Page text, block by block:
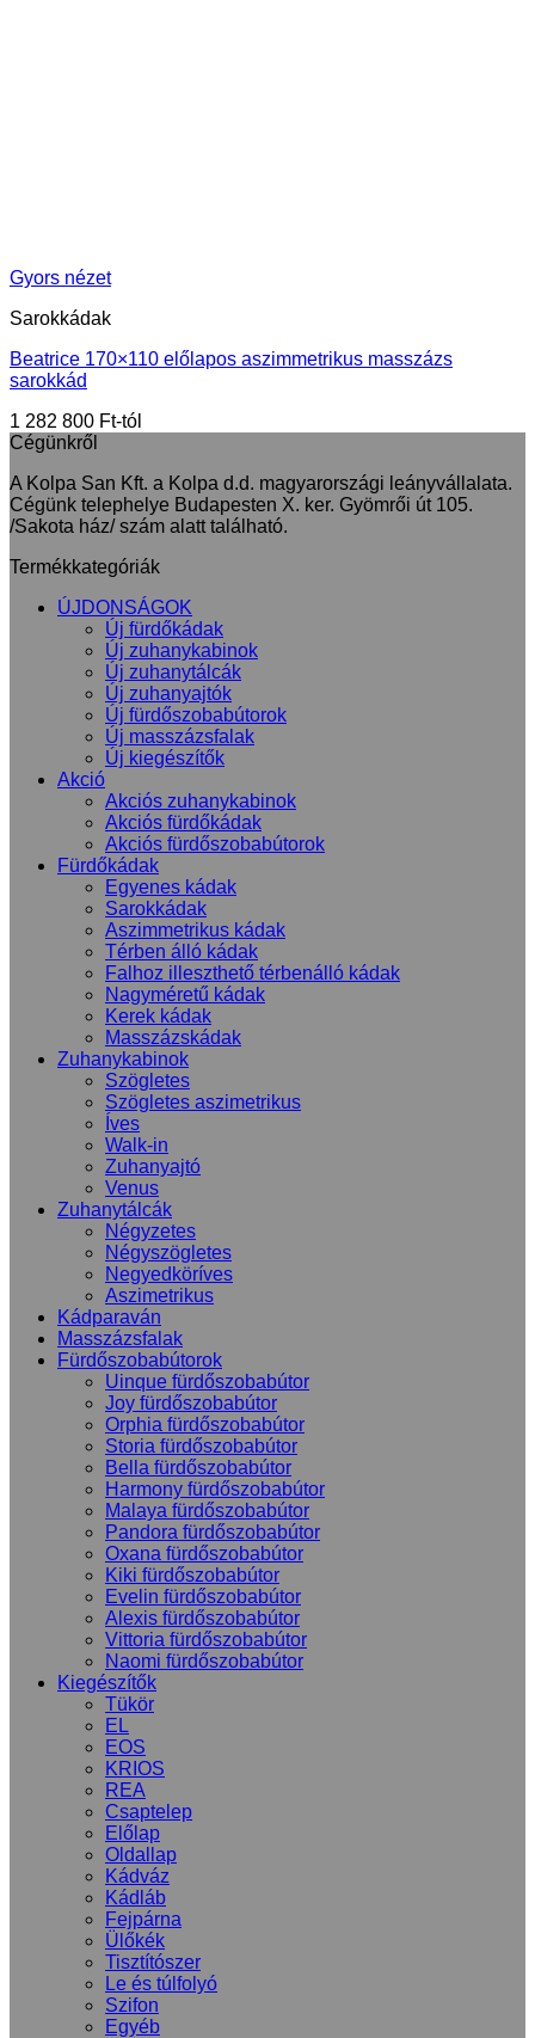
Gyors nézet
Sarokkádak
Beatrice 170×110 előlapos aszimmetrikus masszázs
sarokkád
1 282 800 Ft
Cégünkről
A Kolpa San Kft. a Kolpa d.d. magyarországi leányvállalata.
Cégünk telephelye Budapesten X. ker. Gyömrői út 105.
/Sakota ház/ szám alatt található.
Termékkategóriák
ÚJDONSÁGOK
Új fürdőkádak
Új zuhanykabinok
Új zuhanytálcák
Új zuhanyajtók
Új fürdőszobabútorok
Új masszázsfalak
Új kiegészítők
Akció
Akciós zuhanykabinok
Akciós fürdőkádak
Akciós fürdőszobabútorok
Fürdőkádak
Egyenes kádak
Sarokkádak
Aszimmetrikus kádak
Térben álló kádak
Falhoz illeszthető térbenálló kádak
Nagyméretű kádak
Kerek kádak
Masszázskádak
Zuhanykabinok
Szögletes
Szögletes aszimetrikus
Íves
Walk-in
Zuhanyajtó
Venus
Zuhanytálcák
Négyzetes
Négyszögletes
Negyedköríves
Aszimetrikus
Kádparaván
Masszázsfalak
Fürdőszobabútorok
Uinque fürdőszobabútor
Joy fürdőszobabútor
Orphia fürdőszobabútor
Storia fürdőszobabútor
Bella fürdőszobabútor
Harmony fürdőszobabútor
Malaya fürdőszobabútor
Pandora fürdőszobabútor
Oxana fürdőszobabútor
Kiki fürdőszobabútor
Evelin fürdőszobabútor
Alexis fürdőszobabútor
Vittoria fürdőszobabútor
Naomi fürdőszobabútor
Kiegészítők
Tükör
EL
EOS
KRIOS
REA
Csaptelep
Előlap
Oldallap
Kádváz
Kádláb
Fejpárna
Ülőkék
Tisztítószer
Le és túlfolyó
Szifon
Egyéb